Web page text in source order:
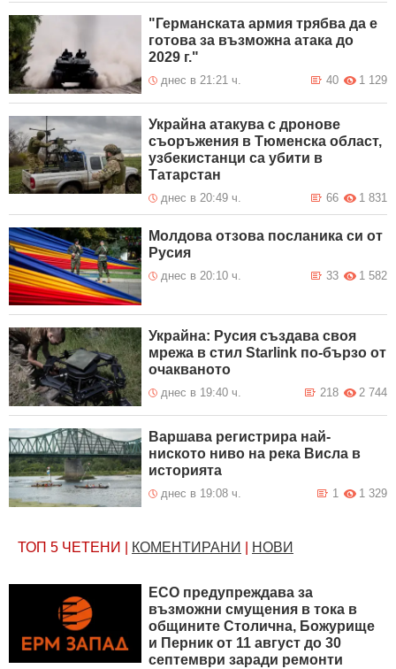
"Германската армия трябва да е
готова за възможна атака до
2029 г."
днес в 21:21 ч. 1 129
40
Украйна атакува с дронове
съоръжения в Тюменска област,
узбекистанци са убити в
Татарстан
днес в 20:49 ч. 1 831
66
Молдова отзова посланика си от
Русия
днес в 20:10 ч. 1 582
33
Украйна: Русия създава своя
мрежа в стил Starlink по-бързо от
очакваното
днес в 19:40 ч. 2 744
218
Варшава регистрира най-
ниското ниво на река Висла в
историята
днес в 19:08 ч. 1 329
1
ТОП 5 ЧЕТЕНИ КОМЕНТИРАНИ НОВИ
ЕСО предупреждава за
възможни смущения в тока в
общините Столична, Божурище
и Перник от 11 август до 30
септември заради ремонти